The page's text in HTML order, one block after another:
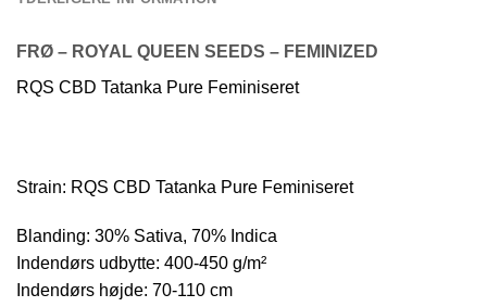
FRØ – ROYAL QUEEN SEEDS – FEMINIZED
RQS CBD Tatanka Pure Feminiseret
Strain: RQS CBD Tatanka Pure Feminiseret
Blanding: 30% Sativa, 70% Indica
Indendørs udbytte: 400-450 g/m²
Indendørs højde: 70-110 cm